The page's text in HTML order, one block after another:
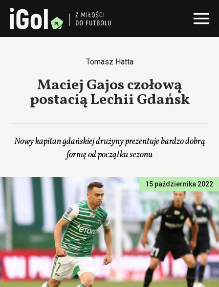
Tomasz Hatta
Maciej Gajos czołową
postacią Lechii Gdańsk
Nowy kapitan gdańskiej drużyny prezentuje bardzo dobrą
formę od początku sezonu
15 października 2022